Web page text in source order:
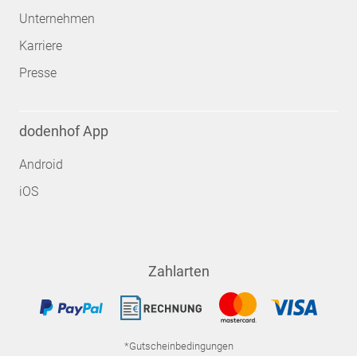
Unternehmen
Karriere
Presse
dodenhof App
Android
iOS
Zahlarten
*Gutscheinbedingungen